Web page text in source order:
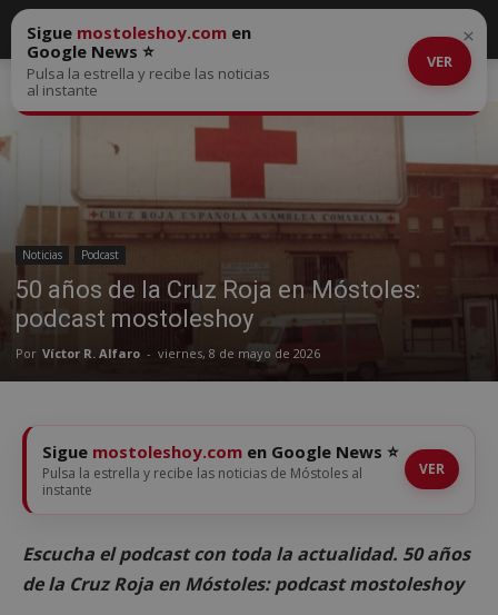
Inicio Noticias
Noticias Podcast
50 años de la Cruz Roja en Móstoles:
podcast mostoleshoy
Por Víctor R. Alfaro - viernes, 8 de mayo de 2026
Sigue mostoleshoy.com en
Google News ⭐
Pulsa la estrella y recibe las noticias
al instante
VER
×
Sigue mostoleshoy.com en Google News ⭐
Pulsa la estrella y recibe las noticias de Móstoles al
instante
VER
Escucha el podcast con toda la actualidad. 50 años
de la Cruz Roja en Móstoles: podcast mostoleshoy